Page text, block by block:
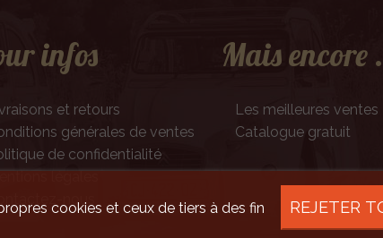
infos
et retours
générales de ventes
de confidentialité
nous
Mais encore
Les meilleures ventes
Catalogue gratuit
cookies et ceux de tiers à des fin
REJETER